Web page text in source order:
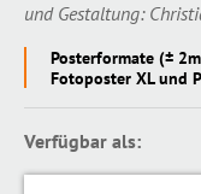
und Gestaltung:
Posterformate (±
Fotoposter XL und
Verfügbar als: